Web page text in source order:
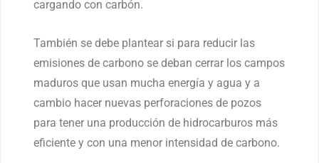
cargando con carbón.
También se debe plantear si para reducir las
emisiones de carbono se deban cerrar los campos
maduros que usan mucha energía y agua y a
cambio hacer nuevas perforaciones de pozos
para tener una producción de hidrocarburos más
eficiente y con una menor intensidad de carbono.